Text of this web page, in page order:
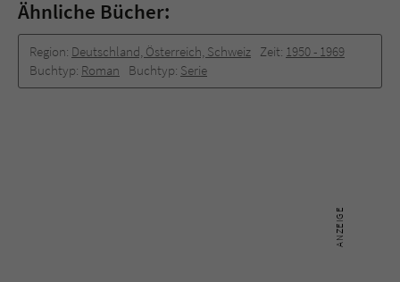
Ähnliche Bücher:
Region: Deutschland, Österreich, Schweiz Zeit: 1950 - 1969
Buchtyp: Roman Buchtyp: Serie